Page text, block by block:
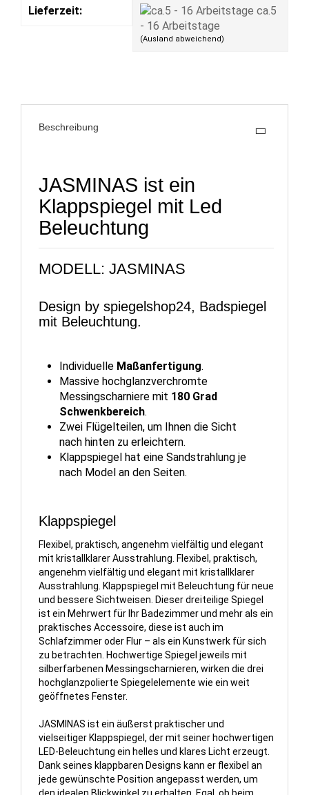
Lieferzeit:
ca.5
- 16 Arbeitstage
(Ausland abweichend)
Beschreibung
JASMINAS ist ein
Klappspiegel mit Led
Beleuchtung
MODELL: JASMINAS
Design by spiegelshop24, Badspiegel
mit Beleuchtung.
Individuelle Maßanfertigung.
Massive hochglanzverchromte
Messingscharniere mit 180 Grad
Schwenkbereich.
Zwei Flügelteilen, um Ihnen die Sicht
nach hinten zu erleichtern.
Klappspiegel hat eine Sandstrahlung je
nach Model an den Seiten.
Klappspiegel
Flexibel, praktisch, angenehm vielfältig und elegant
mit kristallklarer Ausstrahlung. Flexibel, praktisch,
angenehm vielfältig und elegant mit kristallklarer
Ausstrahlung. Klappspiegel mit Beleuchtung für neue
und bessere Sichtweisen. Dieser dreiteilige Spiegel
ist ein Mehrwert für Ihr Badezimmer und mehr als ein
praktisches Accessoire, diese ist auch im
Schlafzimmer oder Flur – als ein Kunstwerk für sich
zu betrachten. Hochwertige Spiegel jeweils mit
silberfarbenen Messingscharnieren, wirken die drei
hochglanzpolierte Spiegelelemente wie ein weit
geöffnetes Fenster.
JASMINAS ist ein äußerst praktischer und
vielseitiger Klappspiegel, der mit seiner hochwertigen
LED-Beleuchtung ein helles und klares Licht erzeugt.
Dank seines klappbaren Designs kann er flexibel an
jede gewünschte Position angepasst werden, um